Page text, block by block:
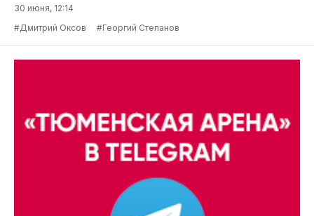
30 июня, 12:14
#Дмитрий Оксов
#Георгий Степанов